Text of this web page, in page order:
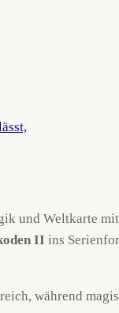
und Weltkarte
II ins